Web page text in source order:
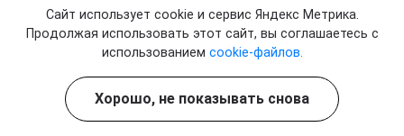
УЖЕ СЕГОДНЯ
Сайт использует cookie и сервис Яндекс Метрика.
Продолжая использовать этот сайт, вы соглашаетесь с
использованием cookie-файлов.
Хорошо, не показывать снова